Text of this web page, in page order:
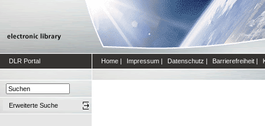
DLR Portal Home | Impressum | Datenschutz | Barrierefreiheit |
Erweiterte Suche